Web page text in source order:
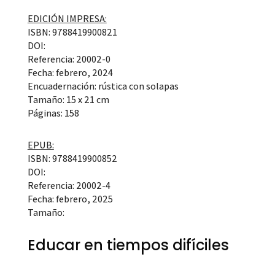
EDICIÓN IMPRESA:
ISBN: 9788419900821
DOI:
Referencia: 20002-0
Fecha: febrero, 2024
Encuadernación: rústica con solapas
Tamaño: 15 x 21 cm
Páginas: 158
EPUB:
ISBN: 9788419900852
DOI:
Referencia: 20002-4
Fecha: febrero, 2025
Tamaño:
Educar en tiempos difíciles